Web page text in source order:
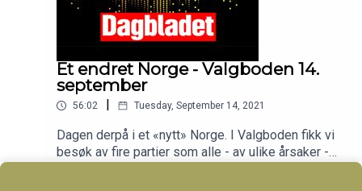
Et endret Norge - Valgboden 14.
september
56:02 Tuesday, September 14, 2021
Dagen derpå i et «nytt» Norge. I Valgboden fikk vi
besøk av fire partier som alle - av ulike årsaker -